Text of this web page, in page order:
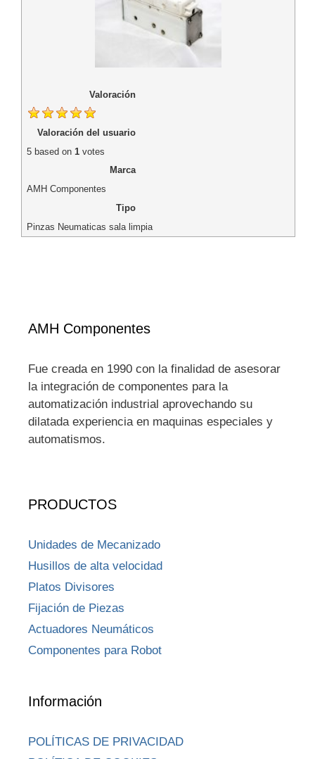
Valoración
Valoración del usuario
5based on 1votes
Marca
AMH Componentes
Tipo
Pinzas Neumaticas sala limpia
AMH Componentes
Fue creada en 1990 con la finalidad de asesorar
la integración de componentes para la
automatización industrial aprovechando su
dilatada experiencia en maquinas especiales y
automatismos.
PRODUCTOS
Unidades de Mecanizado
Husillos de alta velocidad
Platos Divisores
Fijación de Piezas
Actuadores Neumáticos
Componentes para Robot
Información
POLÍTICAS DE PRIVACIDAD